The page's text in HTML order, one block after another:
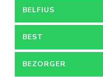
BELFIUS
BEST
BEZORGER